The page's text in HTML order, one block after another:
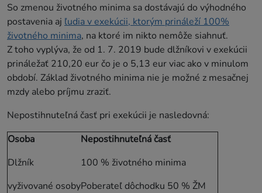
So zmenou životného minima sa dostávajú do výhodného
postavenia aj ľudia v exekúcii, ktorým prináleží 100%
životného minima, na ktoré im nikto nemôže siahnuť.
Z toho vyplýva, že od 1. 7. 2019 bude dlžníkovi v exekúcii
prináležať 210,20 eur čo je o 5,13 eur viac ako v minulom
období. Základ životného minima nie je možné z mesačnej
mzdy alebo príjmu zraziť.
Nepostihnuteľná časť pri exekúcii je nasledovná:
Osoba
Nepostihnuteľná časť
Dlžník
100 % životného minima
vyživované osobyPoberateľ dôchodku 50 % ŽM